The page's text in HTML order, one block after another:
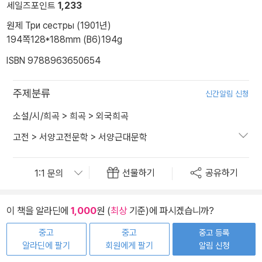
세일즈포인트 1,233
원제 Три сестры (1901년)
194쪽128*188mm (B6)194g
ISBN 9788963650654
주제분류 신간알림 신청
소설/시/희곡 > 희곡 > 외국희곡
고전 > 서양고전문학 > 서양근대문학
선물하기 공유하기
이 책을 알라딘에 1,000원 (최상기준)에 파시겠습니까?
중고
알라딘에 팔기
중고
회원에게 팔기
중고 등록
알림 신청